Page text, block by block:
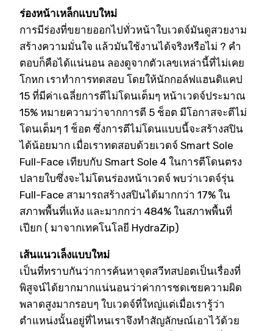
ร่องหน้าเหล็กแบบใหม่
การมีร่องที่ขยายออกไปทั่วหน้าใบเวดจ์มันดูสวยงาม
สร้างความมั่นใจ แล้วมันใช้งานได้จริงหรือไม่ ? คำ
ตอบก็คือได้แน่นอน ลองดูจากตัวเลขเหล่านี้ที่ไม่เคย
โกหก เราทำการทดสอบ โดยให้นักกอล์ฟแฮนดิแคป
15 ที่มีค่าเฉลี่ยการตีไม่โดนเต็มๆ หน้าเวดจ์ประมาณ
15% หมายความว่าจากการตี 5 ช็อต มีโอกาสจะตีไม่
โดนเต็มๆ 1 ช็อต ซึ่งการตีไม่โดนแบบนี้จะสร้างสปิน
ได้น้อยมาก เมื่อเราทดสอบด้วยเวดจ์ Smart Sole
Full-Face เทียบกับ Smart Sole 4 ในการตีโดนตรง
ปลายใบซึ่งจะไม่โดนร่องหน้าเวดจ์ พบว่าเวดจ์รุ่น
Full-Face สามารถสร้างสปินได้มากกว่า 17% ใน
สภาพพื้นที่แห้ง และมากกว่า 484% ในสภาพพื้นที่
เปียก ( มาจากเทคโนโลยี HydraZip)
เส้นแนวเล็งแบบใหม่
เป็นที่ทราบกันว่าการค้นหาจุดสวีทสปอตเป็นเรื่องที่
พิสูจน์ได้ยากมากแน่นอนว่าค่าการชดเชยความผิด
พลาดสูงมากรอบๆ ใบเวดจ์ที่ใหญ่แต่เมื่อเรารู้ว่า
ตำแหน่งนั้นอยู่ที่ไหนเราจึงทำสัญลักษณ์เอาไว้ด้วย